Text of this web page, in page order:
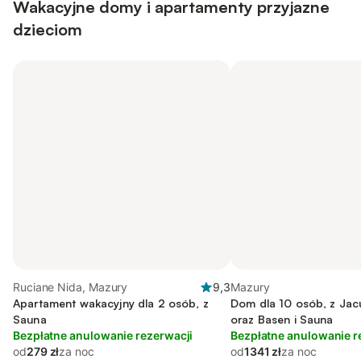
Wakacyjne domy i apartamenty przyjazne
dzieciom
Ruciane Nida, Mazury
9,3
Apartament wakacyjny dla 2 osób, z
Sauna
Bezpłatne anulowanie rezerwacji
od279 złza noc
Mazury
Dom dla 10 osób, z
oraz Basen i Sauna
Bezpłatne anulowanie
od1341 złza noc